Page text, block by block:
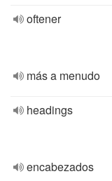
oftener
más a menudo
headings
encabezados